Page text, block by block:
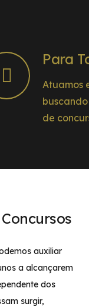
Para
Atuamos
de
auxiliar
a alcançarem
dos
surgir,